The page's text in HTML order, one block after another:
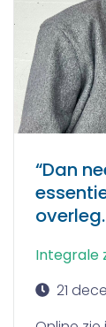
“Dan
overleg.
Integrale
21